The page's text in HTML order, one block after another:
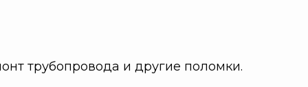
трубопровода и другие поломки.